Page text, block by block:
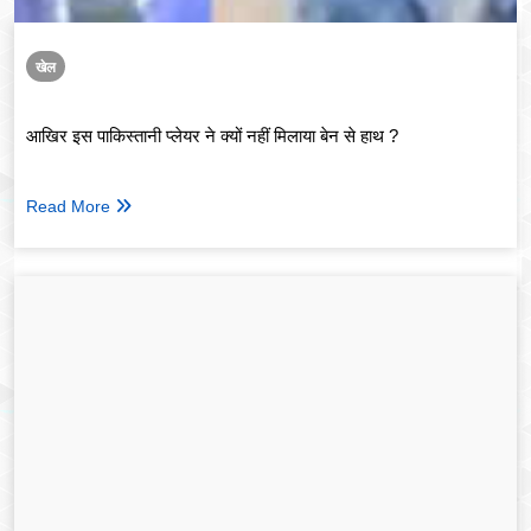
खेल
आखिर इस पाकिस्तानी प्लेयर ने क्यों नहीं मिलाया बेन से हाथ ?
Read More